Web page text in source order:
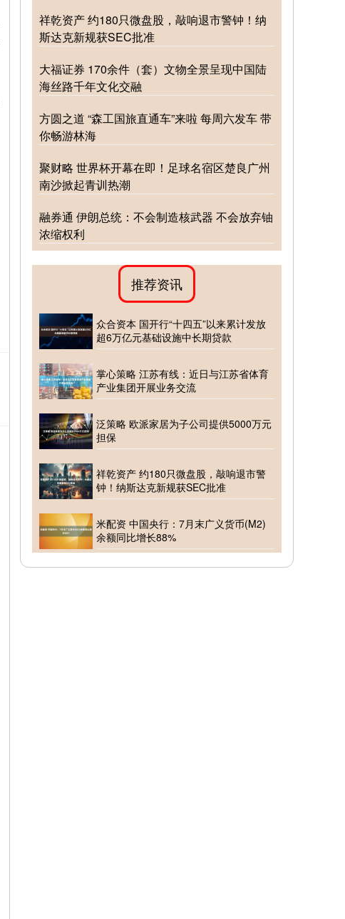
祥乾资产 约180只微盘股，敲响退市警钟！纳
斯达克新规获SEC批准
大福证券 170余件（套）文物全景呈现中国陆
海丝路千年文化交融
方圆之道 “森工国旅直通车”来啦 每周六发车 带
你畅游林海
聚财略 世界杯开幕在即！足球名宿区楚良广州
南沙掀起青训热潮
融券通 伊朗总统：不会制造核武器 不会放弃铀
浓缩权利
推荐资讯
众合资本 国开行“十四五”以来累计发放
超6万亿元基础设施中长期贷款
掌心策略 江苏有线：近日与江苏省体育
产业集团开展业务交流
泛策略 欧派家居为子公司提供5000万元
担保
祥乾资产 约180只微盘股，敲响退市警
钟！纳斯达克新规获SEC批准
米配资 中国央行：7月末广义货币(M2)
余额同比增长88%